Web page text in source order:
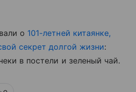
о 101-летней китаянке,
секрет долгой жизни:
в постели и зеленый чай.